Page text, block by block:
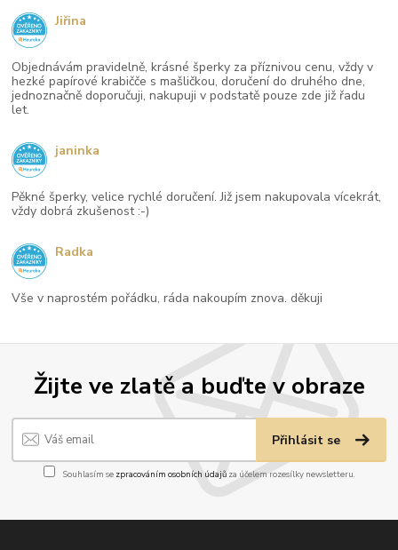
Žijte ve zlatě a buďte v obraze
Přihlásit se
Souhlasím se zpracováním osobních údajůza účelem rozesílky newsletteru.
Objednávám pravidelně, krásné šperky za příznivou cenu, vždy v
hezké papírové krabičče s mašličkou, doručení do druhého dne,
jednoznačně doporučuji, nakupuji v podstatě pouze zde již řadu
let.
Jiřina
Pěkné šperky, velice rychlé doručení. Již jsem nakupovala vícekrát,
vždy dobrá zkušenost :-)
janinka
Vše v naprostém pořádku, ráda nakoupím znova. děkuji
Radka